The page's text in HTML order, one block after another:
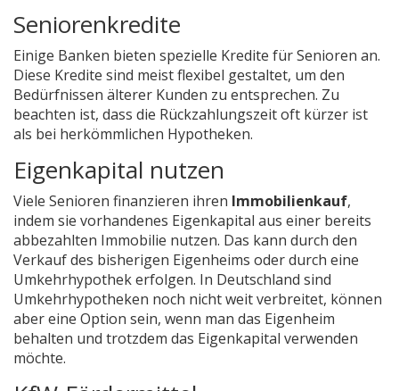
Seniorenkredite
Einige Banken bieten spezielle Kredite für Senioren an.
Diese Kredite sind meist flexibel gestaltet, um den
Bedürfnissen älterer Kunden zu entsprechen. Zu
beachten ist, dass die Rückzahlungszeit oft kürzer ist
als bei herkömmlichen Hypotheken.
Eigenkapital nutzen
Viele Senioren finanzieren ihren Immobilienkauf,
indem sie vorhandenes Eigenkapital aus einer bereits
abbezahlten Immobilie nutzen. Das kann durch den
Verkauf des bisherigen Eigenheims oder durch eine
Umkehrhypothek erfolgen. In Deutschland sind
Umkehrhypotheken noch nicht weit verbreitet, können
aber eine Option sein, wenn man das Eigenheim
behalten und trotzdem das Eigenkapital verwenden
möchte.